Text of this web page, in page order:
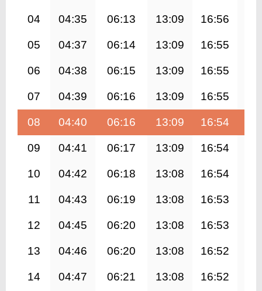
04 04:35 06:13 13:09 16:56
05 04:37 06:14 13:09 16:55
06 04:38 06:15 13:09 16:55
07 04:39 06:16 13:09 16:55
08 04:40 06:16 13:09 16:54
09 04:41 06:17 13:09 16:54
10 04:42 06:18 13:08 16:54
11 04:43 06:19 13:08 16:53
12 04:45 06:20 13:08 16:53
13 04:46 06:20 13:08 16:52
14 04:47 06:21 13:08 16:52